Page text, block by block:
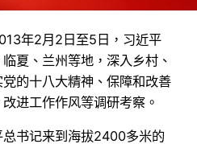
年2月2日至5日，习近平
夏、兰州等地，深入乡村、
的十八大精神、保障和改善
进工作作风等调研考察。
书记来到海拔2400多米的